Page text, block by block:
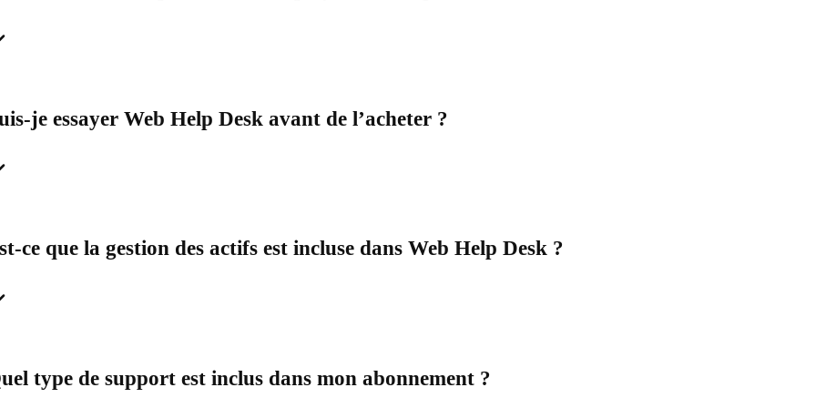
je essayer Web Help Desk avant de l’acheter ?
ce que la gestion des actifs est incluse dans Web Help Desk ?
type de support est inclus dans mon abonnement ?